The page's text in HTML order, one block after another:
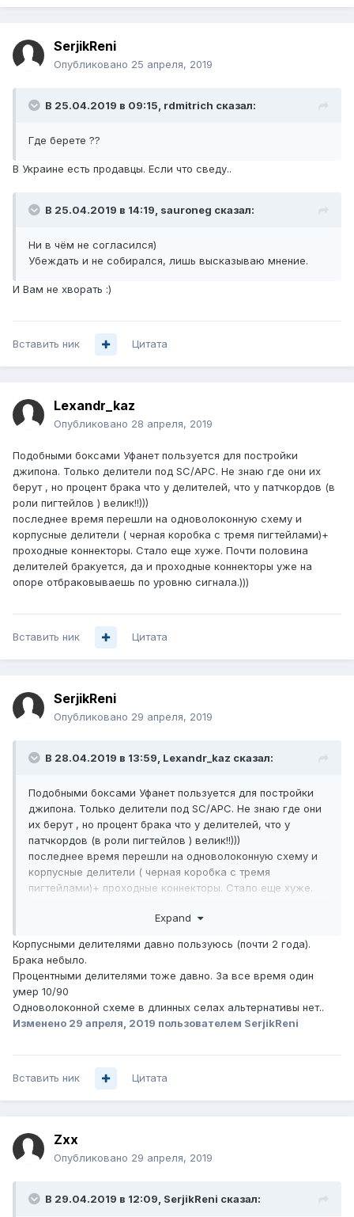
внутри стыковка магистральной 4-ки и лысый
SerjikReni
Опубликовано 25 апреля, 2019
В 25.04.2019 в 09:15, rdmitrich сказал:
Где берете ??
В Украине есть продавцы. Если что сведу..
В 25.04.2019 в 14:19, sauroneg сказал:
Ни в чём не согласился)
Убеждать и не собирался, лишь высказываю мнение.
И Вам не хворать :)
Вставить ник Цитата
Lexandr_kaz
Опубликовано 28 апреля, 2019
Подобными боксами Уфанет пользуется для постройки
джипона. Только делители под SC/APC. Не знаю где они их
берут , но процент брака что у делителей, что у патчкордов (в
роли пигтейлов ) велик!!)))
последнее время перешли на одноволоконную схему и
корпусные делители ( черная коробка с тремя пигтейлами)+
проходные коннекторы. Стало еще хуже. Почти половина
делителей бракуется, да и проходные коннекторы уже на
опоре отбраковываешь по уровню сигнала.)))
Вставить ник Цитата
SerjikReni
Опубликовано 29 апреля, 2019
В 28.04.2019 в 13:59, Lexandr_kaz сказал:
Подобными боксами Уфанет пользуется для постройки
джипона. Только делители под SC/APC. Не знаю где они
их берут , но процент брака что у делителей, что у
патчкордов (в роли пигтейлов ) велик!!)))
последнее время перешли на одноволоконную схему и
корпусные делители ( черная коробка с тремя
пигтейлами)+ проходные коннекторы. Стало еще хуже.
коннекторы уже на опоре отбраковываешь по уровню
Expand
Корпусными делителями давно пользуюсь (почти 2 года).
Брака небыло.
Процентными делителями тоже давно. За все время один
умер 10/90
Одноволоконной схеме в длинных селах альтернативы нет..
Изменено 29 апреля, 2019 пользователем SerjikReni
Вставить ник Цитата
Zxx
Опубликовано 29 апреля, 2019
В 29.04.2019 в 12:09, SerjikReni сказал: